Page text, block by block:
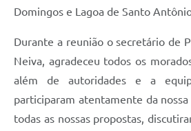
Domingos e Lagoa de Santo
Durante a reunião o secretário de
Neiva, agradeceu todos os
além de autoridades e a
participaram atentamente da
todas as nossas propostas,